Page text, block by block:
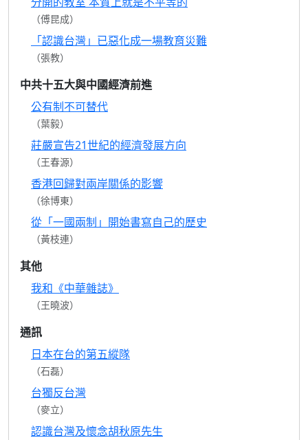
（傅昆成）
「認識台灣」已惡化成一場教育災難
（張教）
中共十五大與中國經濟前進
公有制不可替代
（葉毅）
莊嚴宣告21世紀的經濟發展方向
（王春源）
香港回歸對兩岸關係的影響
（徐博東）
從「一國兩制」開始書寫自己的歷史
（黃枝連）
其他
我和《中華雜誌》
（王曉波）
通訊
日本在台的第五縱隊
（石磊）
台獨反台灣
（麥立）
認識台灣及懷念胡秋原先生